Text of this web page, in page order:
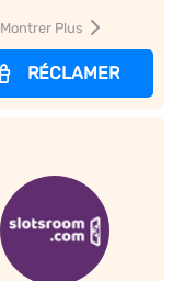
Montrer Plus
RÉCLAMER